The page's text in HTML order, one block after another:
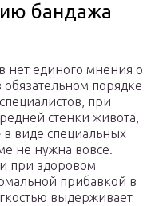
бандажа
нет единого мнения о
порядке
при
стенки живота,
в виде специальных
не нужна вовсе.
при здоровом
прибавкой в
выдерживает